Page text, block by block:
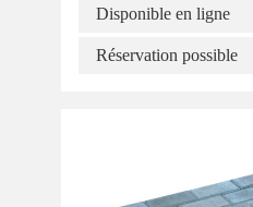
Disponible en ligne
Réservation possible